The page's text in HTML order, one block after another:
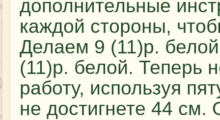
дополнительные
каждой стороны,
Делаем 9 (11)р.
(11)р. белой. Теперь
работу, используя
не достигнете 44 см.